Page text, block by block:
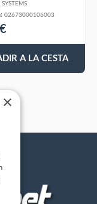
SYSTEMS
02673000106003
A LA CESTA
×